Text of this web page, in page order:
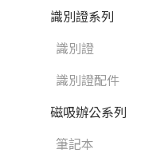
識別證系列
識別證
識別證配件
磁吸辦公系列
筆記本